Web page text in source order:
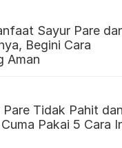
Sayur Pare
Begini Cara
Aman
Pare Tidak Pahit dan
Pakai 5 Cara